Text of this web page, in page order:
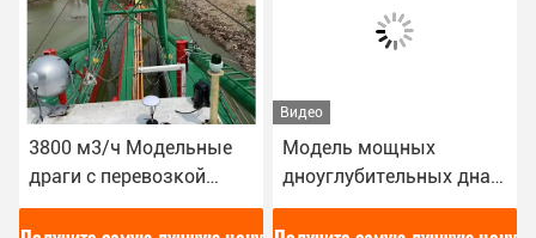
3800 м3/ч Модельные
драги с перевозкой
шпага и системой
Видео
Модель мощных
дноуглубительных дна и
дноуглубитель 8